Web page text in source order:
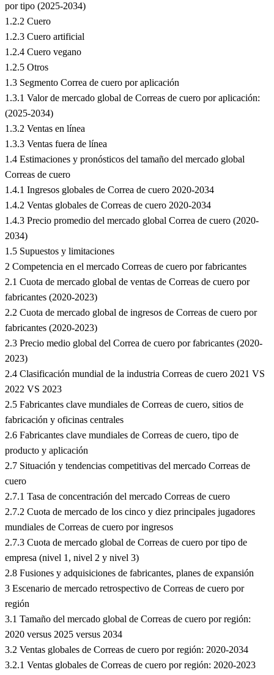
por tipo (2025-2034)
1.2.2 Cuero
1.2.3 Cuero artificial
1.2.4 Cuero vegano
1.2.5 Otros
1.3 Segmento Correa de cuero por aplicación
1.3.1 Valor de mercado global de Correas de cuero por aplicación:
(2025-2034)
1.3.2 Ventas en línea
1.3.3 Ventas fuera de línea
1.4 Estimaciones y pronósticos del tamaño del mercado global
Correas de cuero
1.4.1 Ingresos globales de Correa de cuero 2020-2034
1.4.2 Ventas globales de Correas de cuero 2020-2034
1.4.3 Precio promedio del mercado global Correa de cuero (2020-
2034)
1.5 Supuestos y limitaciones
2 Competencia en el mercado Correas de cuero por fabricantes
2.1 Cuota de mercado global de ventas de Correas de cuero por
fabricantes (2020-2023)
2.2 Cuota de mercado global de ingresos de Correas de cuero por
fabricantes (2020-2023)
2.3 Precio medio global del Correa de cuero por fabricantes (2020-
2023)
2.4 Clasificación mundial de la industria Correas de cuero 2021 VS
2022 VS 2023
2.5 Fabricantes clave mundiales de Correas de cuero, sitios de
fabricación y oficinas centrales
2.6 Fabricantes clave mundiales de Correas de cuero, tipo de
producto y aplicación
2.7 Situación y tendencias competitivas del mercado Correas de
cuero
2.7.1 Tasa de concentración del mercado Correas de cuero
2.7.2 Cuota de mercado de los cinco y diez principales jugadores
mundiales de Correas de cuero por ingresos
2.7.3 Cuota de mercado global de Correas de cuero por tipo de
empresa (nivel 1, nivel 2 y nivel 3)
2.8 Fusiones y adquisiciones de fabricantes, planes de expansión
3 Escenario de mercado retrospectivo de Correas de cuero por
región
3.1 Tamaño del mercado global de Correas de cuero por región:
2020 versus 2025 versus 2034
3.2 Ventas globales de Correas de cuero por región: 2020-2034
3.2.1 Ventas globales de Correas de cuero por región: 2020-2023